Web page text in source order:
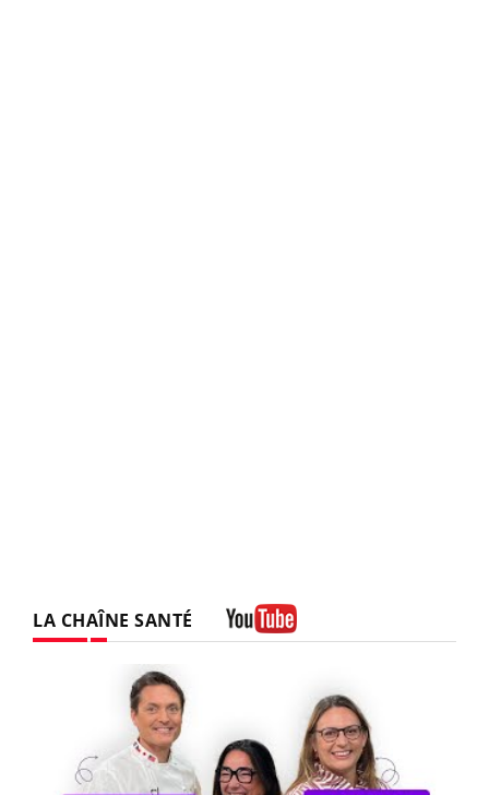
LA CHAÎNE SANTÉ